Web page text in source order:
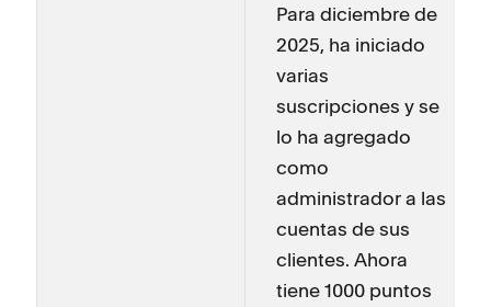
Para diciembre de
2025, ha iniciado
varias
suscripciones y se
lo ha agregado
como
administrador a las
cuentas de sus
clientes. Ahora
tiene 1000 puntos